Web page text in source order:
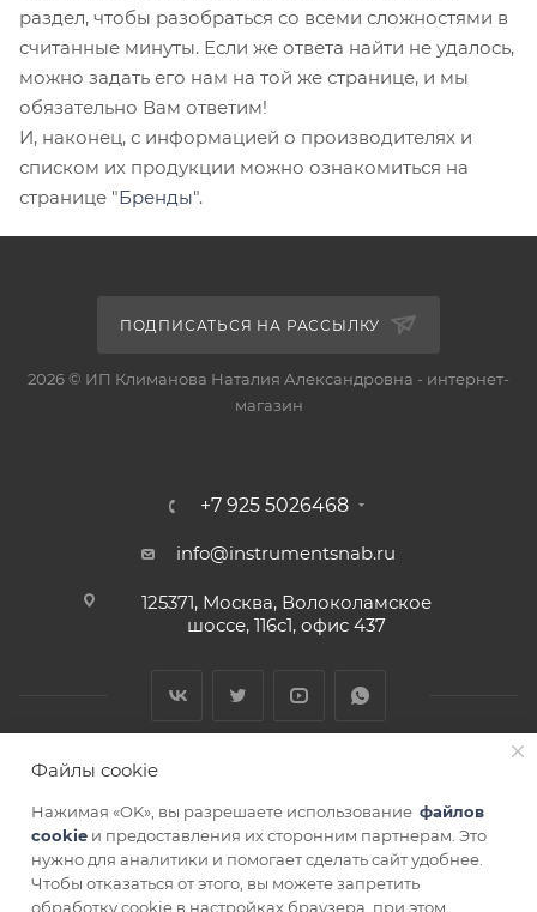
раздел, чтобы разобраться со всеми сложностями в
считанные минуты. Если же ответа найти не удалось,
можно задать его нам на той же странице, и мы
обязательно Вам ответим!
И, наконец, с информацией о производителях и
списком их продукции можно ознакомиться на
странице "Бренды".
ПОДПИСАТЬСЯ НА РАССЫЛКУ
2026 © ИП Климанова Наталия Александровна - интернет-
магазин
+7 925 5026468
info@instrumentsnab.ru
125371, Москва, Волоколамское
шоссе, 116с1, офис 437
СОГЛАСИЕ НА ОБРАБОТКУ ПЕРСОНАЛЬНЫХ ДАННЫХ
Файлы cookie
Нажимая «OK», вы разрешаете использование файлов
cookie и предоставления их сторонним партнерам. Это
нужно для аналитики и помогает сделать сайт удобнее.
Чтобы отказаться от этого, вы можете запретить
обработку cookie в настройках браузера, при этом